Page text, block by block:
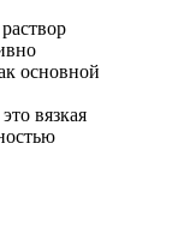
основной
вязкая